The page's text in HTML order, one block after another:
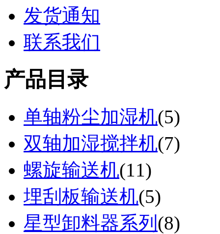
发货通知
联系我们
产品目录
单轴粉尘加湿机(5)
双轴加湿搅拌机(7)
螺旋输送机(11)
埋刮板输送机(5)
星型卸料器系列 (8)